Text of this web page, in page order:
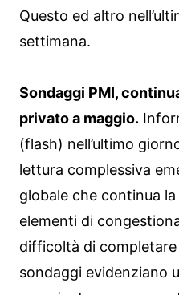
Questo ed altro
settimana.
Sondaggi PMI,
privato a maggio.
(flash) nell’ultimo
lettura complessiva
globale che continua
elementi di
difficoltà di
sondaggi evidenziano